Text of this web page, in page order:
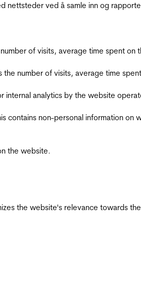
nettsteder ved å samle inn og
of visits, average time spent
number of visits, average time
internal analytics by the website
contains non-personal information
the website.
the website's relevance towards